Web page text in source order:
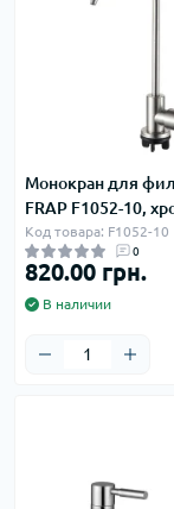
Монокран для
FRAP F1052-10,
Код товара: F1052-10
0
820.00 грн.
В наличии